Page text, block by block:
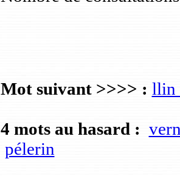
Mot suivant >>>> : llin
4 mots au hasard :
pélerin